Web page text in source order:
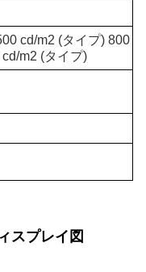
cd/m2 (タイプ) 800
m2 (タイプ)
スプレイ図